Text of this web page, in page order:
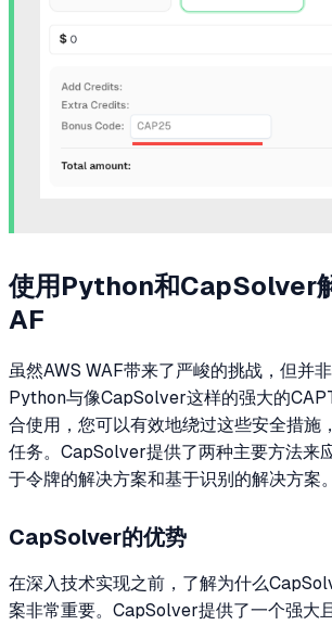
使用Python和CapSolver
AF
虽然AWS WAF带来了严峻的挑战，但并
Python与像CapSolver这样的强大的
合使用，您可以有效地绕过这些安全措施
任务。CapSolver提供了两种主要方法来
于令牌的解决方案和基于识别的解决方案。
CapSolver的优势
在深入技术实现之前，了解为什么
案非常重要。CapSolver提供了一个强大